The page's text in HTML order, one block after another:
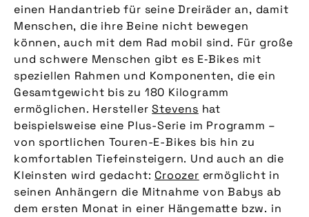
einen Handantrieb für seine Dreiräder an, damit
Menschen, die ihre Beine nicht bewegen
können, auch mit dem Rad mobil sind. Für große
und schwere Menschen gibt es E‑Bikes mit
speziellen Rahmen und Komponenten, die ein
Gesamtgewicht bis zu 180 Kilogramm
ermöglichen. HerstellerStevens hat
beispielsweise eine Plus-Serie im Programm –
von sportlichen Touren-E-Bikes bis hin zu
komfortablen Tiefeinsteigern. Und auch an die
Kleinsten wird gedacht: Croozer ermöglicht in
seinen Anhängern die Mitnahme von Babys ab
dem ersten Monat in einer Hängematte bzw. in